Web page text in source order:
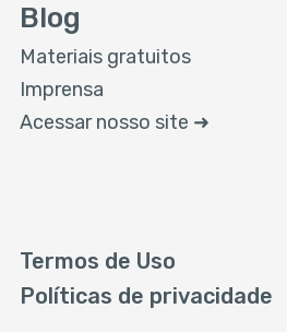
Blog
Materiais gratuitos
Imprensa
Acessar nosso site ➜
Termos de Uso
Políticas de privacidade